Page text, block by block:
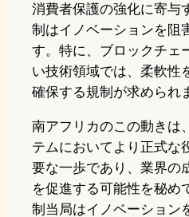
消費者保護の強化に寄与
制はイノベーションを阻
す。特に、ブロックチェ
い技術領域では、柔軟性
確保する規制が求められ
南アフリカのこの動きは
テムにおいてより正式な
要な一歩であり、業界の
を促進する可能性を秘め
制当局はイノベーション